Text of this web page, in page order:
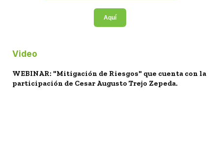
Aquí
Video
WEBINAR: "Mitigación de Riesgos" que cuenta con la
participación de Cesar Augusto Trejo Zepeda.